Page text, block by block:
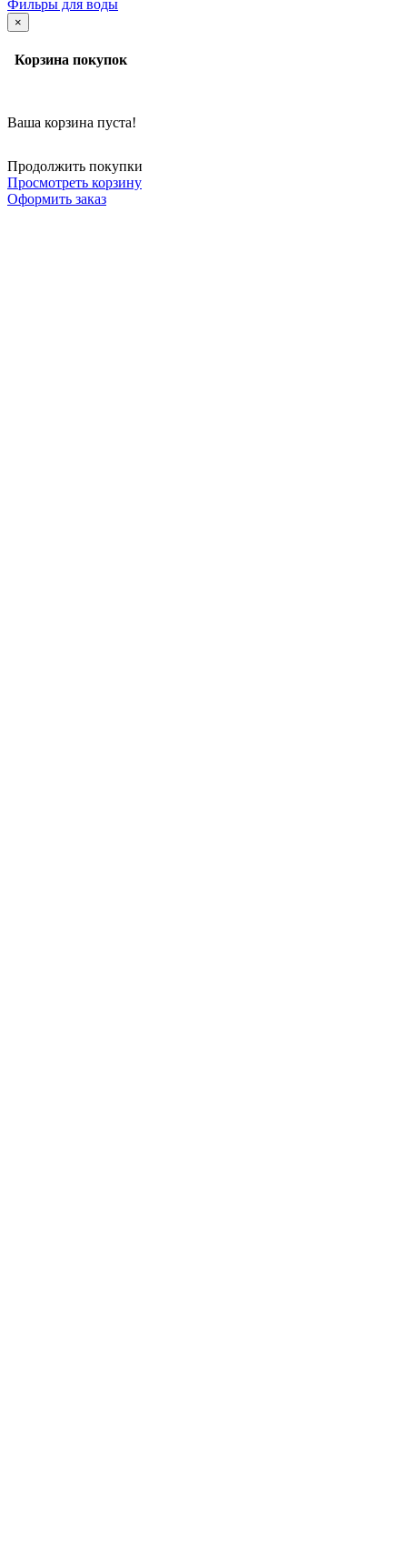
Фильры для воды
×
Корзина покупок
Ваша корзина пуста!
Продолжить покупки
Просмотреть корзину
Оформить заказ